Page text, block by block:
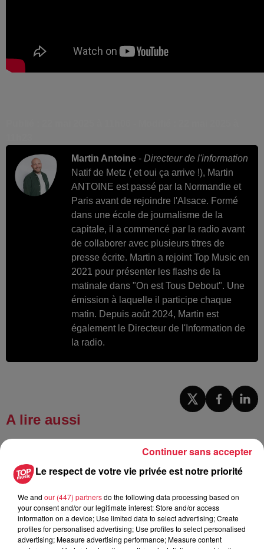
Martin Antoine - Directeur de l'information
Natif de Metz ( et oui ça arrive !), Martin
ANTOINE est passé par la Normandie et
Paris avant de rejoindre l'Alsace. Formé
dans une école de journalisme de la
capitale, il a commencé par la radio avant
de collaborer avec plusieurs titres de
presse écrite. Martin a rejoint Top Music en
2021 pour présenter les flashs de la
matinale dans "On est Tous Debout". Une
émission à laquelle il participe chaque
matin. Depuis août 2024, Martin est
également le Directeur de l'Information de
la radio.
A lire aussi
robinets
6 août 2026
Tags antisémites à Strasbourg :
Le respect de votre vie privée est notre priorité
We and our (447) partnersdo the following data processing based on
your consent and/or our legitimate interest: Store and/or access
information on a device; Use limited data to select advertising; Create
profiles for personalised advertising; Use profiles to select personalised
advertising; Measure advertising performance; Measure content
Continuer sans accepter